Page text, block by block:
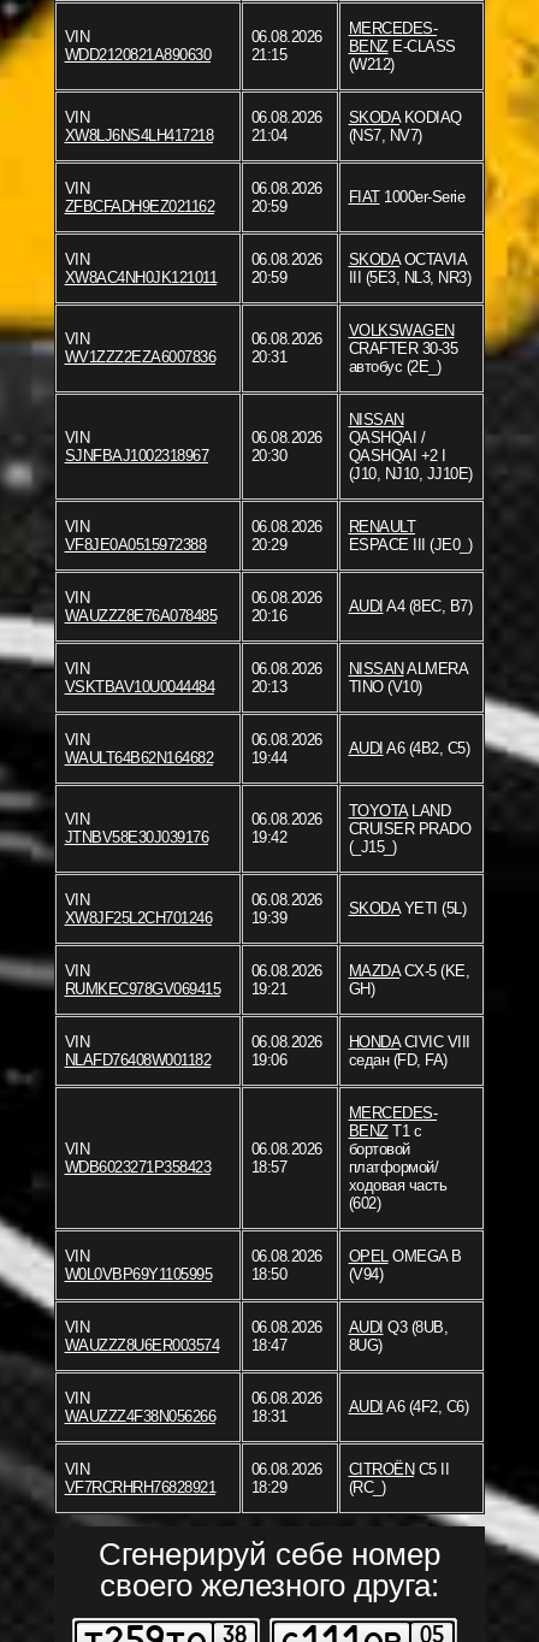
VIN
WDD2120821A890630
06.08.2026
21:15
MERCEDES-
BENZE-CLASS
(W212)
VIN
XW8LJ6NS4LH417218
06.08.2026
21:04
SKODAKODIAQ
(NS7, NV7)
VIN
ZFBCFADH9EZ021162
06.08.2026
20:59
FIAT1000er-Serie
VIN
XW8AC4NH0JK121011
06.08.2026
20:59
SKODAOCTAVIA
III (5E3, NL3, NR3)
VIN
WV1ZZZ2EZA6007836
06.08.2026
20:31
VOLKSWAGEN
CRAFTER 30-35
автобус (2E_)
VIN
SJNFBAJ1002318967
06.08.2026
20:30
NISSAN
QASHQAI /
QASHQAI +2 I
(J10, NJ10, JJ10E)
VIN
VF8JE0A0515972388
06.08.2026
20:29
RENAULT
ESPACE III (JE0_)
VIN
WAUZZZ8E76A078485
06.08.2026
20:16
AUDI A4 (8EC, B7)
VIN
VSKTBAV10U0044484
06.08.2026
20:13
NISSAN ALMERA
TINO (V10)
VIN
WAULT64B62N164682
06.08.2026
19:44
AUDI A6 (4B2, C5)
VIN
JTNBV58E30J039176
06.08.2026
19:42
TOYOTALAND
CRUISER PRADO
(_J15_)
VIN
XW8JF25L2CH701246
06.08.2026
19:39
SKODAYETI (5L)
VIN
RUMKEC978GV069415
06.08.2026
19:21
MAZDACX-5 (KE,
GH)
VIN
NLAFD76408W001182
06.08.2026
19:06
HONDACIVIC VIII
седан (FD, FA)
VIN
WDB6023271P358423
06.08.2026
18:57
MERCEDES-
BENZT1 c
бортовой
платформой/
ходовая часть
(602)
VIN
W0L0VBP69Y1105995
06.08.2026
18:50
OPELOMEGA B
(V94)
VIN
WAUZZZ8U6ER003574
06.08.2026
18:47
AUDI Q3 (8UB,
8UG)
VIN
WAUZZZ4F38N056266
06.08.2026
18:31
AUDI A6 (4F2, C6)
VIN
VF7RCRHRH76828921
06.08.2026
18:29
CITROËN C5 II
(RC_)
Сгенерируй себе номер
своего железного друга: